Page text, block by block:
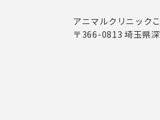
アニマルクリニック
〒366-0813 埼玉県